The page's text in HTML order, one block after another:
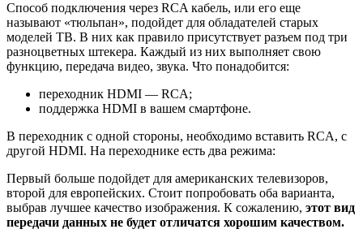
Способ подключения через RCA кабель, или его еще
называют «тюльпан», подойдет для обладателей старых
моделей ТВ. В них как правило присутствует разъем под три
разноцветных штекера. Каждый из них выполняет свою
функцию, передача видео, звука. Что понадобится:
переходник HDMI — RCA;
поддержка HDMI в вашем смартфоне.
В переходник с одной стороны, необходимо вставить RCA, с
другой HDMI. На переходнике есть два режима:
Первый больше подойдет для американских телевизоров,
второй для европейских. Стоит попробовать оба варианта,
выбрав лучшее качество изображения. К сожалению, этот вид
передачи данных не будет отличатся хорошим качеством.